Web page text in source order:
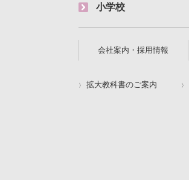
小学校
会社案内・採用情報
拡大教科書のご案内